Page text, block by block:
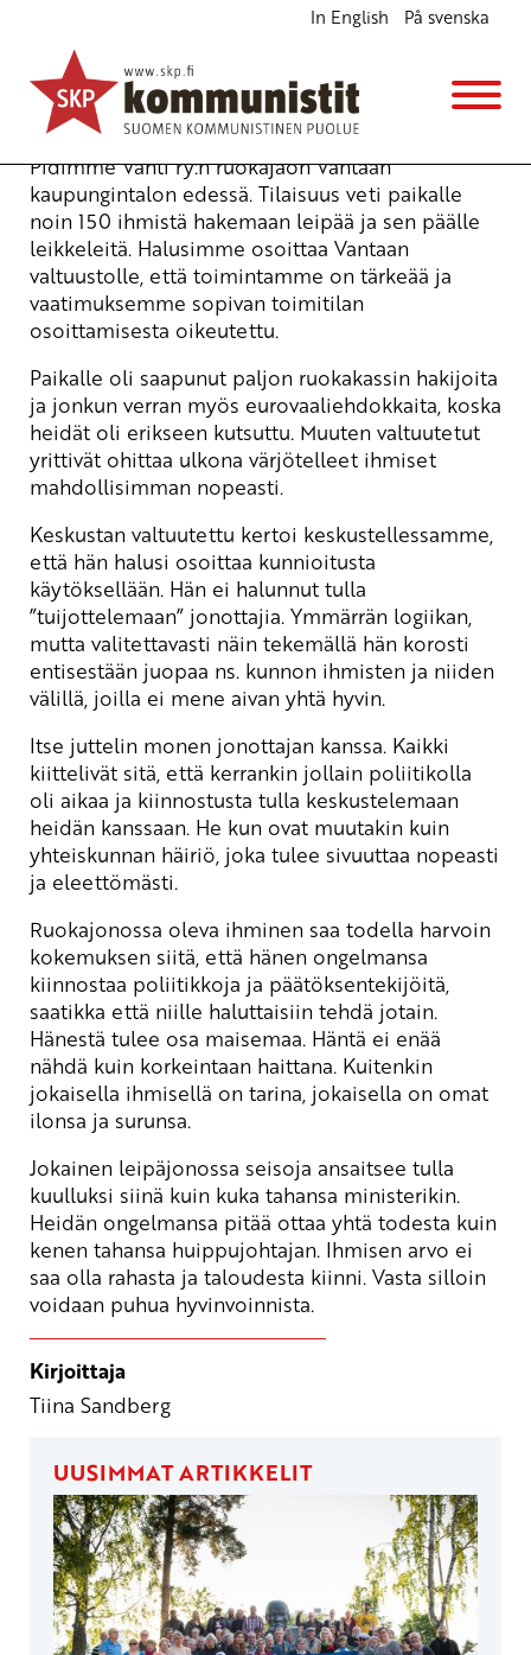
In English På svenska
Syrjäytynyt ei halua jäädä näkymättömäksi
Blogi
5.3.2014 - 15:40
Pidimme Vahti ry:n ruokajaon Vantaan
kaupungintalon edessä. Tilaisuus veti paikalle
noin 150 ihmistä hakemaan leipää ja sen päälle
leikkeleitä. Halusimme osoittaa Vantaan
valtuustolle, että toimintamme on tärkeää ja
vaatimuksemme sopivan toimitilan
osoittamisesta oikeutettu.
Paikalle oli saapunut paljon ruokakassin hakijoita
ja jonkun verran myös eurovaaliehdokkaita, koska
heidät oli erikseen kutsuttu. Muuten valtuutetut
yrittivät ohittaa ulkona värjötelleet ihmiset
mahdollisimman nopeasti.
Keskustan valtuutettu kertoi keskustellessamme,
että hän halusi osoittaa kunnioitusta
käytöksellään. Hän ei halunnut tulla
”tuijottelemaan” jonottajia. Ymmärrän logiikan,
mutta valitettavasti näin tekemällä hän korosti
entisestään juopaa ns. kunnon ihmisten ja niiden
välillä, joilla ei mene aivan yhtä hyvin.
Itse juttelin monen jonottajan kanssa. Kaikki
kiittelivät sitä, että kerrankin jollain poliitikolla
oli aikaa ja kiinnostusta tulla keskustelemaan
heidän kanssaan. He kun ovat muutakin kuin
yhteiskunnan häiriö, joka tulee sivuuttaa nopeasti
ja eleettömästi.
Ruokajonossa oleva ihminen saa todella harvoin
kokemuksen siitä, että hänen ongelmansa
kiinnostaa poliitikkoja ja päätöksentekijöitä,
saatikka että niille haluttaisiin tehdä jotain.
Hänestä tulee osa maisemaa. Häntä ei enää
nähdä kuin korkeintaan haittana. Kuitenkin
jokaisella ihmisellä on tarina, jokaisella on omat
ilonsa ja surunsa.
Jokainen leipäjonossa seisoja ansaitsee tulla
kuulluksi siinä kuin kuka tahansa ministerikin.
Heidän ongelmansa pitää ottaa yhtä todesta kuin
kenen tahansa huippujohtajan. Ihmisen arvo ei
saa olla rahasta ja taloudesta kiinni. Vasta silloin
voidaan puhua hyvinvoinnista.
Kirjoittaja
Tiina Sandberg
UUSIMMAT ARTIKKELIT